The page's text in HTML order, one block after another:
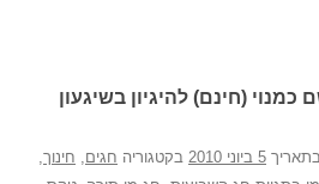
כמנוי (חינם) להיגיון בשיגעון
5 ביוני 2010 בקטגוריה חגים חינוך